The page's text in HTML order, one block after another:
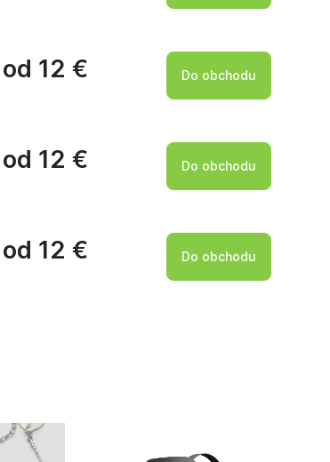
od 12 € Do obchodu
od 12 € Do obchodu
od 12 € Do obchodu